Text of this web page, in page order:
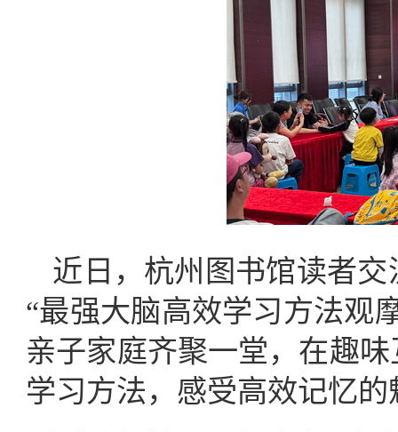
近日，杭州图书馆读者
“最强大脑高效学习方法观
亲子家庭齐聚一堂，在趣
学习方法，感受高效记忆的